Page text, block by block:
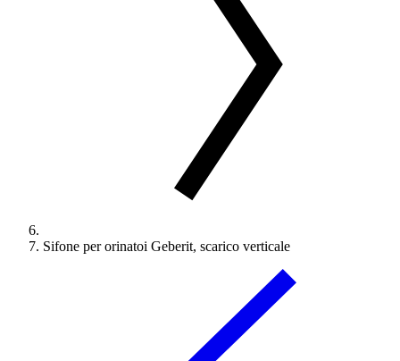
Sifone per orinatoi Geberit, scarico verticale